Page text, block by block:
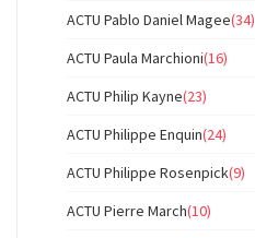
ACTU Pablo Daniel Magee(34)
ACTU Paula Marchioni(16)
ACTU Philip Kayne(23)
ACTU Philippe Enquin(24)
ACTU Philippe Rosenpick(9)
ACTU Pierre March(10)